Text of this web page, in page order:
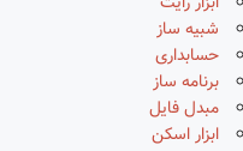
شبیه ساز
حسابداری
برنامه ساز
مبدل فایل
ابزار اسکن